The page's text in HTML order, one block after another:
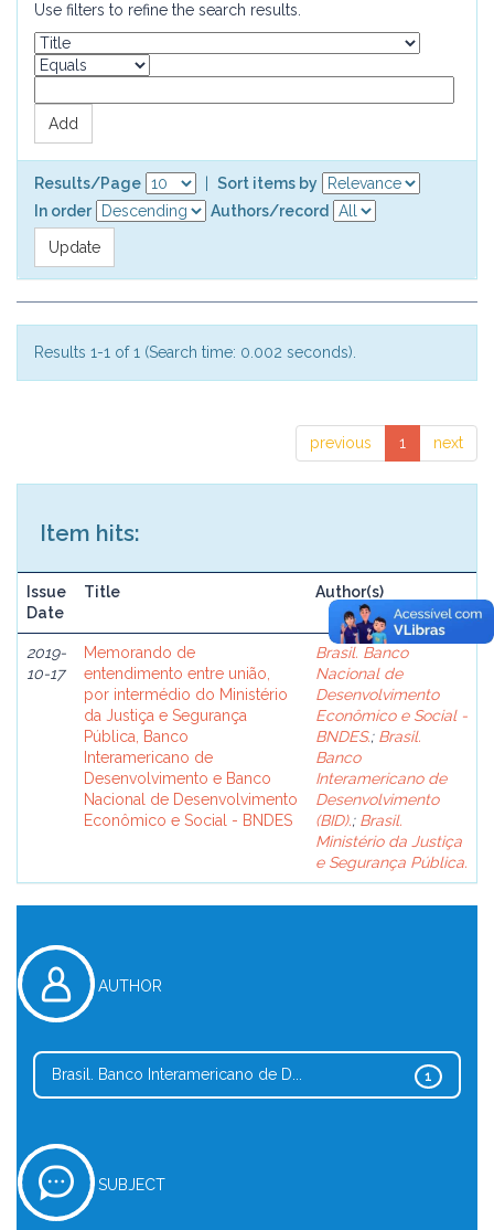
Use filters to refine the search results.
Results/Page
Sort items by
In order
Authors/record
Results 1-1 of 1 (Search time: 0.002 seconds).
previous 1 next
Item hits:
Issue
Date
Title Author(s)
2019-
10-17
Memorando de
entendimento entre união,
por intermédio do Ministério
da Justiça e Segurança
Pública, Banco
Interamericano de
Desenvolvimento e Banco
Nacional de Desenvolvimento
Econômico e Social - BNDES
Brasil. Banco
Nacional de
Desenvolvimento
Econômico e Social -
BNDES.; Brasil.
Banco
Interamericano de
Desenvolvimento
(BID).; Brasil.
Ministério da Justiça
e Segurança Pública.
AUTHOR
1
Brasil. Banco Interamericano de D...
SUBJECT